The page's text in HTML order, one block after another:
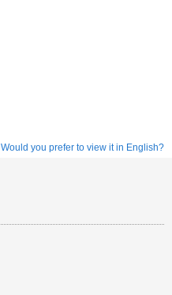
Would you prefer to view it in English?